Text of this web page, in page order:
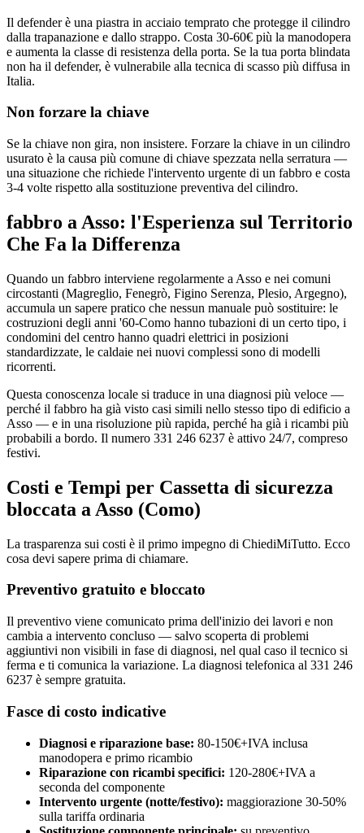
Il defender è una piastra in acciaio temprato che protegge il cilindro
dalla trapanazione e dallo strappo. Costa 30-60€ più la manodopera
e aumenta la classe di resistenza della porta. Se la tua porta blindata
non ha il defender, è vulnerabile alla tecnica di scasso più diffusa in
Italia.
Non forzare la chiave
Se la chiave non gira, non insistere. Forzare la chiave in un cilindro
usurato è la causa più comune di chiave spezzata nella serratura —
una situazione che richiede l'intervento urgente di un fabbro e costa
3-4 volte rispetto alla sostituzione preventiva del cilindro.
fabbro a Asso: l'Esperienza sul Territorio
Che Fa la Differenza
Quando un fabbro interviene regolarmente a Asso e nei comuni
circostanti (Magreglio, Fenegrò, Figino Serenza, Plesio, Argegno),
accumula un sapere pratico che nessun manuale può sostituire: le
costruzioni degli anni '60-Como hanno tubazioni di un certo tipo, i
condomini del centro hanno quadri elettrici in posizioni
standardizzate, le caldaie nei nuovi complessi sono di modelli
ricorrenti.
Questa conoscenza locale si traduce in una diagnosi più veloce —
perché il fabbro ha già visto casi simili nello stesso tipo di edificio a
Asso — e in una risoluzione più rapida, perché ha già i ricambi più
probabili a bordo. Il numero 331 246 6237 è attivo 24/7, compreso
festivi.
Costi e Tempi per Cassetta di sicurezza
bloccata a Asso (Como)
La trasparenza sui costi è il primo impegno di ChiediMiTutto. Ecco
cosa devi sapere prima di chiamare.
Preventivo gratuito e bloccato
Il preventivo viene comunicato prima dell'inizio dei lavori e non
cambia a intervento concluso — salvo scoperta di problemi
aggiuntivi non visibili in fase di diagnosi, nel qual caso il tecnico si
ferma e ti comunica la variazione. La diagnosi telefonica al 331 246
6237 è sempre gratuita.
Fasce di costo indicative
Diagnosi e riparazione base: 80-150€+IVA inclusa
manodopera e primo ricambio
Riparazione con ricambi specifici: 120-280€+IVA a
seconda del componente
Intervento urgente (notte/festivo): maggiorazione 30-50%
sulla tariffa ordinaria